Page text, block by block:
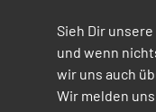
Sieh Dir
und wenn
wir uns auch
Wir melden